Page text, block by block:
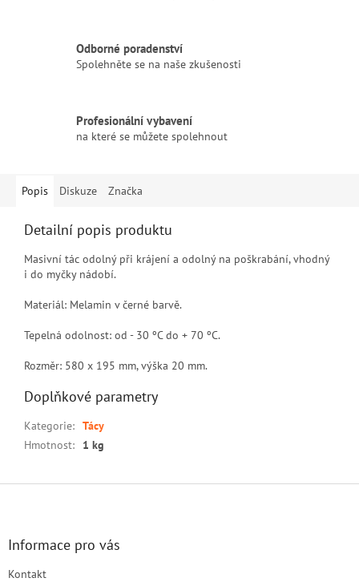
Odborné poradenství
Spolehněte se na naše zkušenosti
Profesionální vybavení
na které se můžete spolehnout
Popis Diskuze Značka
Detailní popis produktu
Masivní tác odolný při krájení a odolný na poškrabání, vhodný
i do myčky nádobí.
Materiál: Melamin v černé barvě.
Tepelná odolnost: od - 30 ºC do + 70 ºC.
Rozměr: 580 x 195 mm, výška 20 mm.
Doplňkové parametry
Kategorie: Tácy
Hmotnost: 1 kg
Informace pro vás
Kontakt